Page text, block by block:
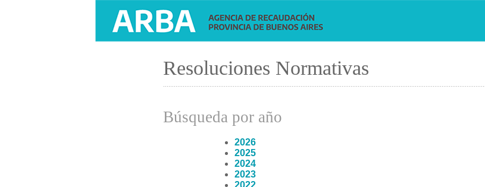
Resoluciones Normativas
Búsqueda por año
2026
2025
2024
2023
2022